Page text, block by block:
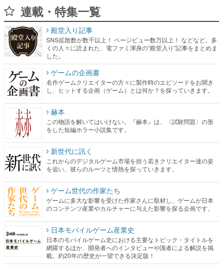
連載・特集一覧
殿堂入り記事
SNS拡散数が数千以上！ ページビュー数万以上！ などなど。多
くの人々に読まれた、電ファミ渾身の“殿堂入り”記事をまとめま
した。
ゲームの企画書
名作ゲームクリエイターの方々に製作時のエピソードをお聞き
し、ヒットする企画（ゲーム）とは何か？を探っていきます。
赫本
この物語を解いてはいけない。『赫本』は、〈試験問題〉の形
をした短編ホラー小説集です。
新世代に訊く
これからのデジタルゲーム市場を担う若きクリエイター達の姿
を追い、彼らのルーツと情熱を探っていきます。
ゲーム世代の作家たち
ゲームに多大な影響を受けた作家さんに取材し、ゲームが日本
のコンテンツ産業やカルチャーに与えた影響を探る企画です。
日本モバイルゲーム産業史
日本のモバイルゲーム史における主要なトピック・タイトルを
網羅するほか、開発者へのインタビューや識者による解説を掲
載。約20年の歴史が一望できる決定版！